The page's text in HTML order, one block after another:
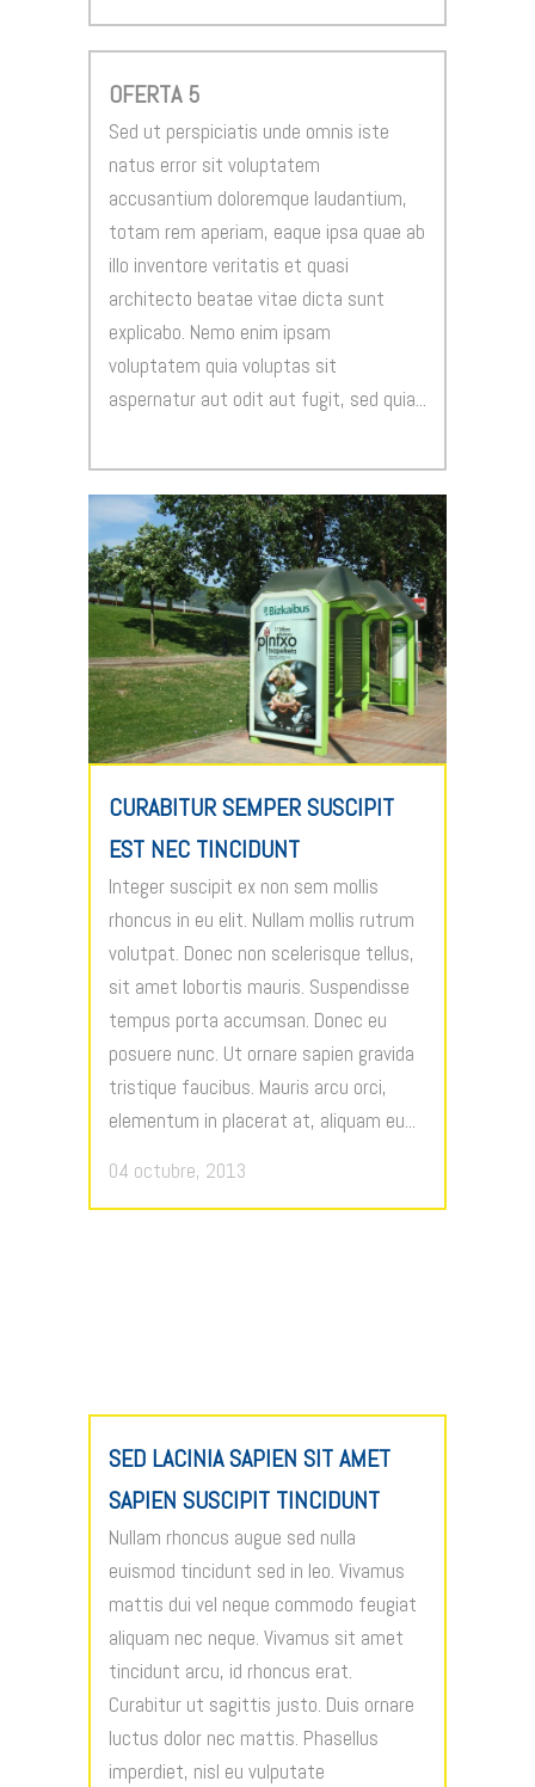
OFERTA 5
Sed ut perspiciatis unde omnis iste
natus error sit voluptatem
accusantium doloremque laudantium,
totam rem aperiam, eaque ipsa quae ab
illo inventore veritatis et quasi
architecto beatae vitae dicta sunt
explicabo. Nemo enim ipsam
voluptatem quia voluptas sit
aspernatur aut odit aut fugit, sed quia...
CURABITUR SEMPER SUSCIPIT
EST NEC TINCIDUNT
Integer suscipit ex non sem mollis
rhoncus in eu elit. Nullam mollis rutrum
volutpat. Donec non scelerisque tellus,
sit amet lobortis mauris. Suspendisse
tempus porta accumsan. Donec eu
posuere nunc. Ut ornare sapien gravida
tristique faucibus. Mauris arcu orci,
elementum in placerat at, aliquam eu...
04 octubre, 2013
SED LACINIA SAPIEN SIT AMET
SAPIEN SUSCIPIT TINCIDUNT
Nullam rhoncus augue sed nulla
euismod tincidunt sed in leo. Vivamus
mattis dui vel neque commodo feugiat
aliquam nec neque. Vivamus sit amet
tincidunt arcu, id rhoncus erat.
Curabitur ut sagittis justo. Duis ornare
luctus dolor nec mattis. Phasellus
imperdiet, nisl eu vulputate